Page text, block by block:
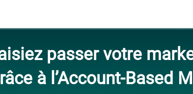
passer votre
à l’Account-Based